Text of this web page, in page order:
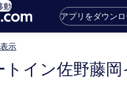
動
アプリをダウンロ
示
イン佐野藤岡